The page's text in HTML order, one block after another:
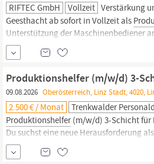
RIFTEC GmbH Vollzeit Verstärkung
Geesthacht ab sofort in Vollzeit als
Unterstützung der Maschinenbediener
Einlegen und Entnehmen der Bauteile
der geschweißten Bauteile (montieren,
reinigen) Nachbearbeitung von
reinigen)
Produktionshelfer (m/w/d) 3-
09.08.2026 Oberösterreich, Linz Stadt, 4020,
2.500 € / Monat
Trenkwalder
Produktionshelfer(m/w/d) 3-Schicht für
Du suchst eine neue Herausforderung als
(m/w/d)? Fixe Arbeitszeiten und ein
sind dir besonders wichtig? Dann haben